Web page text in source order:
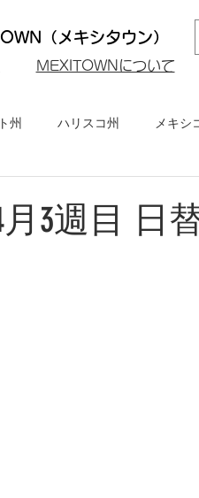
（メキシタウン）
MEXITOWNについて
州 ハリスコ州 メキシ
4月3週目